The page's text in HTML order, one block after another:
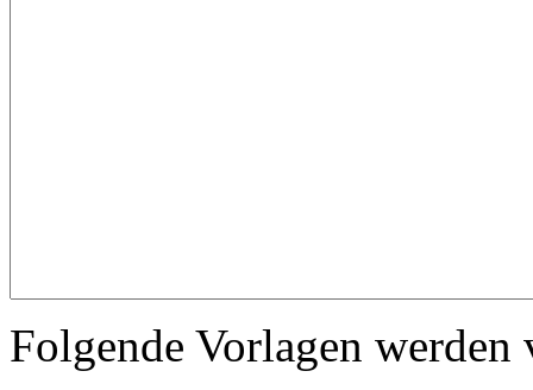
Folgende Vorlagen